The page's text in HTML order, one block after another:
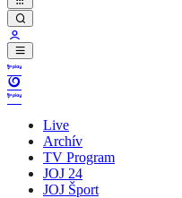
Live
Archív
TV Program
JOJ 24
JOJ Šport